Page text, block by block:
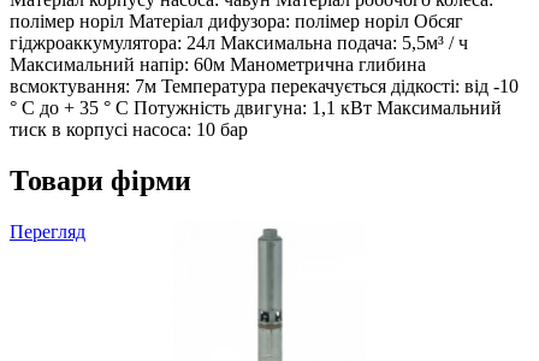
полімер норіл Матеріал дифузора: полімер норіл Обсяг
гіджроаккумулятора: 24л Максимальна подача: 5,5м³ / ч
Максимальний напір: 60м Манометрична глибина
всмоктування: 7м Температура перекачується дідкості: від -10
° С до + 35 ° С Потужність двигуна: 1,1 кВт Максимальний
тиск в корпусі насоса: 10 бар
Товари фірми
Перегляд